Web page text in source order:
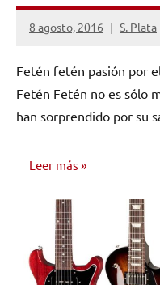
8 agosto, 2016 S. Plata
No
comentarios
Fetén fetén pasión por
Fetén Fetén no es sólo
han sorprendido por su
Leer más
ENTREVISTAS